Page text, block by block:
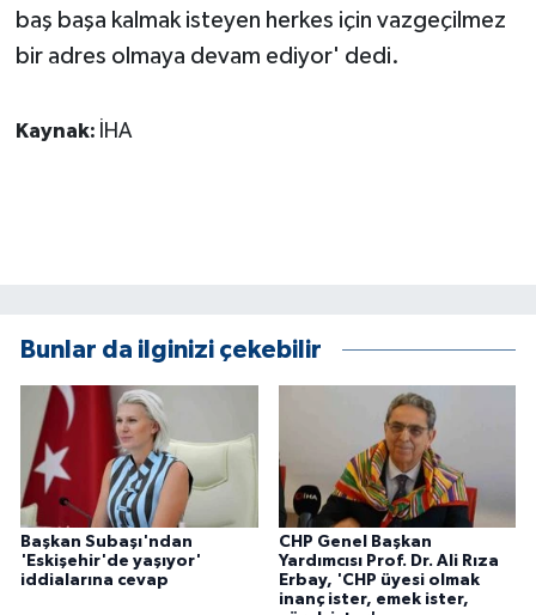
baş başa kalmak isteyen herkes için vazgeçilmez
bir adres olmaya devam ediyor' dedi.
Kaynak: İHA
Bunlar da ilginizi çekebilir
Başkan Subaşı'ndan
'Eskişehir'de yaşıyor'
iddialarına cevap
CHP Genel Başkan
Yardımcısı Prof. Dr. Ali Rıza
Erbay, 'CHP üyesi olmak
inanç ister, emek ister,